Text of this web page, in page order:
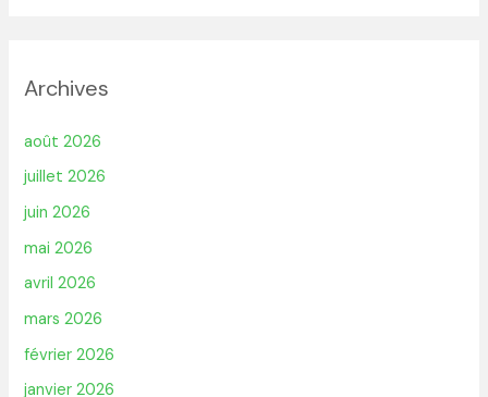
Archives
août 2026
juillet 2026
juin 2026
mai 2026
avril 2026
mars 2026
février 2026
janvier 2026